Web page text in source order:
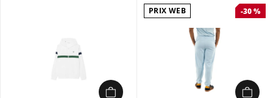
PRIX WEB -30 %